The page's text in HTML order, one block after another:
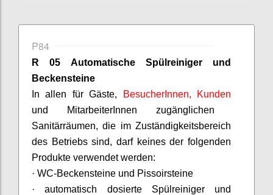
P84
R 05 Automatische Spülreiniger und
Beckensteine
In allen für Gäste,
BesucherInnen, Kunden
und
MitarbeiterInnen zugänglichen
Sanitärräumen, die im Zuständigkeitsbereich
des Betriebs sind, darf keines der folgenden
Produkte verwendet werden:
· WC-Beckensteine und Pissoirsteine
· automatisch dosierte Spülreiniger und